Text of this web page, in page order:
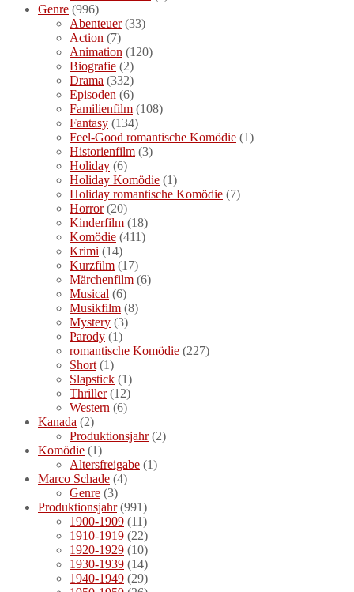
Genre (996)
Abenteuer(33)
Action (7)
Animation (120)
Biografie (2)
Drama (332)
Episoden (6)
Familienfilm (108)
Fantasy (134)
Feel-Good romantische Komödie (1)
Historienfilm (3)
Holiday (6)
Holiday Komödie (1)
Holiday romantische Komödie (7)
Horror(20)
Kinderfilm (18)
Komödie (411)
Krimi (14)
Kurzfilm (17)
Märchenfilm (6)
Musical (6)
Musikfilm (8)
Mystery (3)
Parody (1)
romantische Komödie (227)
Short (1)
Slapstick (1)
Thriller(12)
Western (6)
Kanada (2)
Produktionsjahr(2)
Komödie (1)
Altersfreigabe (1)
Marco Schade (4)
Genre (3)
Produktionsjahr(991)
1900-1909 (11)
1910-1919 (22)
1920-1929 (10)
1930-1939 (14)
1940-1949 (29)